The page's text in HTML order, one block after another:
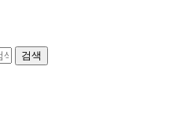
검색